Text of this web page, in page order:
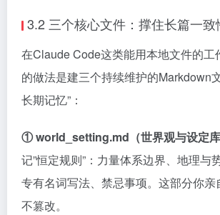
3.2 三个核心文件：撑住长篇一致
在Claude Code这类能用本地文件的工
的做法是建三个持续维护的Markdown
长期记忆”：
① world_setting.md（世界观与设定库
记”恒定规则”：力量体系边界、地理与
专有名词写法、禁忌事项。这部分你
不篡改。